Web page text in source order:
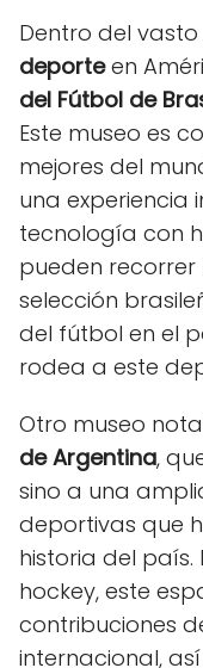
Dentro del
deporteen
del Fútbol de
Este museo es
mejores del
una experiencia
tecnología con
pueden
selección
del fútbol en el
rodea a este
Otro museo
de Argentina,
sino a una
deportivas que
historia del
hockey, este
contribuciones
internacional,